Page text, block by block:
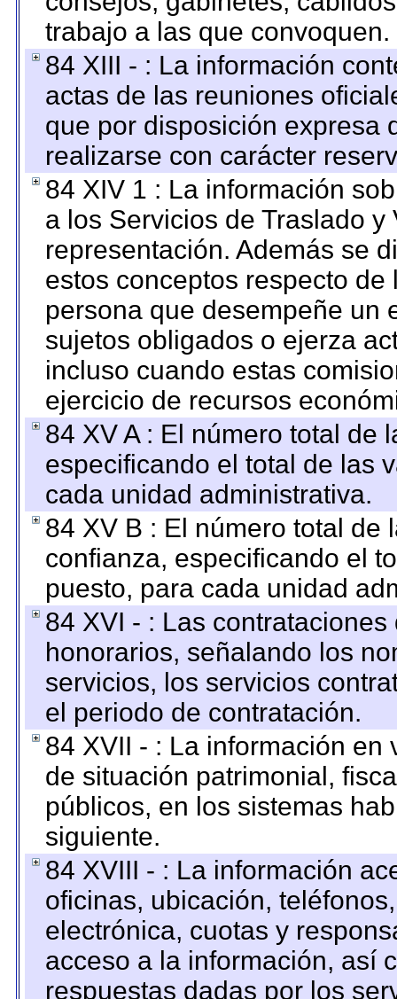
trabajo a las que convoquen.
84 XIII - : La información
actas de las reuniones
que por disposición expresa
realizarse con carácter
84 XIV 1 : La información
a los Servicios de Traslado
representación. Además se
estos conceptos respecto
persona que desempeñe un
sujetos obligados o ejerza
incluso cuando estas
ejercicio de recursos
84 XV A : El número total de
especificando el total de las
cada unidad administrativa.
84 XV B : El número total de
confianza, especificando el
puesto, para cada unidad
84 XVI - : Las
honorarios, señalando los
servicios, los servicios
el periodo de contratación.
84 XVII - : La información
de situación patrimonial,
públicos, en los sistemas
siguiente.
84 XVIII - : La información
oficinas, ubicación,
electrónica, cuotas y
acceso a la información, así
respuestas dadas por los